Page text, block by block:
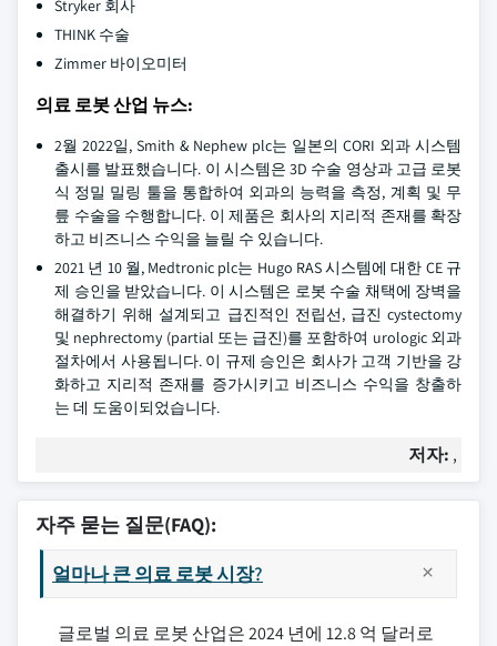
Stryker 회사
THINK 수술
Zimmer 바이오미터
의료 로봇 산업 뉴스:
2월 2022일, Smith & Nephew plc는 일본의 CORI 외과 시스템
출시를 발표했습니다. 이 시스템은 3D 수술 영상과 고급 로봇
식 정밀 밀링 툴을 통합하여 외과의 능력을 측정, 계획 및 무
릎 수술을 수행합니다. 이 제품은 회사의 지리적 존재를 확장
하고 비즈니스 수익을 늘릴 수 있습니다.
2021 년 10 월, Medtronic plc는 Hugo RAS 시스템에 대한 CE 규
제 승인을 받았습니다. 이 시스템은 로봇 수술 채택에 장벽을
해결하기 위해 설계되고 급진적인 전립선, 급진 cystectomy
및 nephrectomy (partial 또는 급진)를 포함하여 urologic 외과
절차에서 사용됩니다. 이 규제 승인은 회사가 고객 기반을 강
화하고 지리적 존재를 증가시키고 비즈니스 수익을 창출하
는 데 도움이되었습니다.
저자: ,
자주 묻는 질문(FAQ):
얼마나 큰 의료 로봇 시장?
글로벌 의료 로봇 산업은 2024 년에 12.8 억 달러로